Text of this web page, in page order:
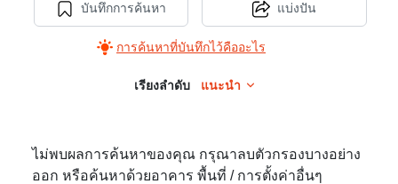
บันทึกการค้นหา
การค้นหาที่บันทึกไว้คืออะไร
แบ่งปัน
เรียงลำดับ แนะนำ
ไม่พบผลการค้นหาของคุณ กรุณาลบตัวกรองบางอย่าง
ออก หรือค้นหาด้วยอาคาร พื้นที่ / การตั้งค่าอื่นๆ